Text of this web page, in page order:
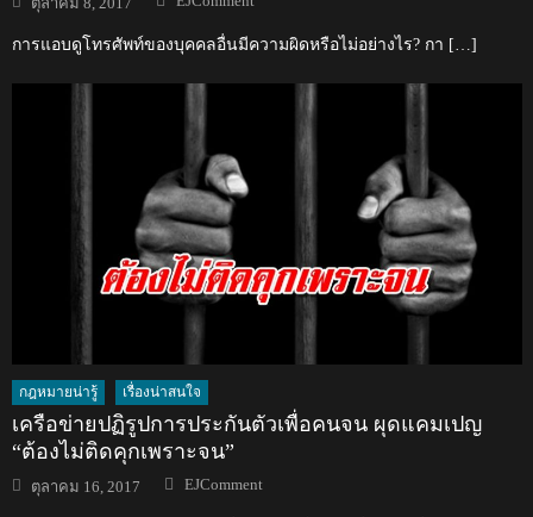
on
การแอบดูโทรศัพท์ของบุคคลอื่นมีความผิดหรือไม่อย่างไร? กา […]
กฎหมายน่ารู้ เรื่องน่าสนใจ
เครือข่ายปฏิรูปการประกันตัวเพื่อคนจน ผุดแคมเปญ
“ต้องไม่ติดคุกเพราะจน”
Posted
on
ตุลาคม 16, 2017 Author
EJComment